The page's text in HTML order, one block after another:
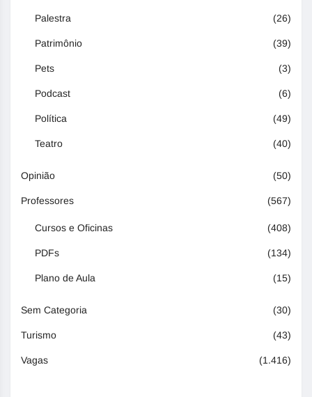
Palestra (26)
Patrimônio (39)
Pets (3)
Podcast (6)
Política (49)
Teatro (40)
Opinião (50)
Professores (567)
Cursos e Oficinas (408)
PDFs (134)
Plano de Aula (15)
Sem Categoria (30)
Turismo (43)
Vagas (1.416)